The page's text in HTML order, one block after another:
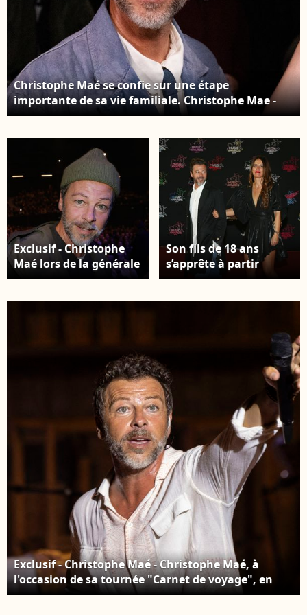
Christophe Maé se confie sur une étape
importante de sa vie familiale. Christophe Mae -
Backstage avec les artistes pour les surprises de
N°14", présentée par N.Aliagas. © Jacovides-
Moreau/Bestimage
Exclusif - Christophe
Maé lors de la générale
du spectacle "Le roi
Son fils de 18 ans
s’apprête à partir
étudier à l’étranger.
Palais des festivals à
Cannes le 9 novembre
2019. © Dominique
Jacovides/Bestimage
Exclusif - Christophe Maé - Christophe Maé, à
l'occasion de sa tournée "Carnet de voyage", en
concert au Théâtre de verdure lors du 40ème